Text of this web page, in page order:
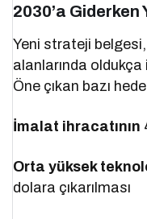
2030’a Giderken
Yeni strateji
alanlarında
Öne çıkan bazı
İmalat ihracatının
Orta yüksek
dolara çıkarılması